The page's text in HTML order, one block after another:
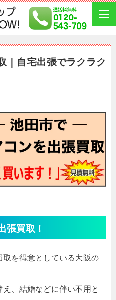
｜自宅出張でラクラク
張買取！
を得意としている大阪の
、結婚などに伴い不用と